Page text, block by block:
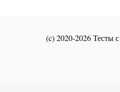
(c) 2020-2026 Тесты